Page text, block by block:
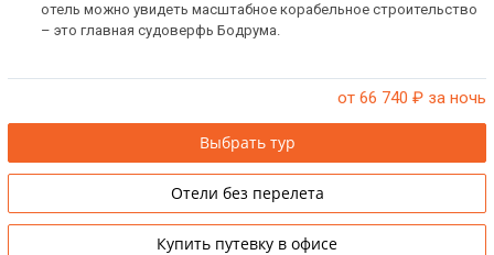
отель можно увидеть масштабное корабельное строительство
– это главная судоверфь Бодрума.
от 66 740 ₽ за ночь
Выбрать тур
Отели без перелета
Купить путевку в офисе